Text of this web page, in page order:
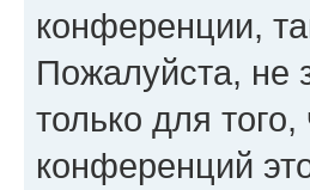
конференции,
Пожалуйста, не
только для
конференций